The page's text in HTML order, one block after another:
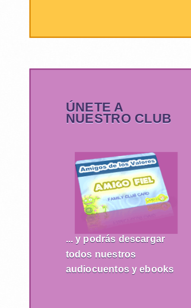
ÚNETE A
NUESTRO CLUB
... y podrás descargar
todos nuestros
audiocuentos y ebooks